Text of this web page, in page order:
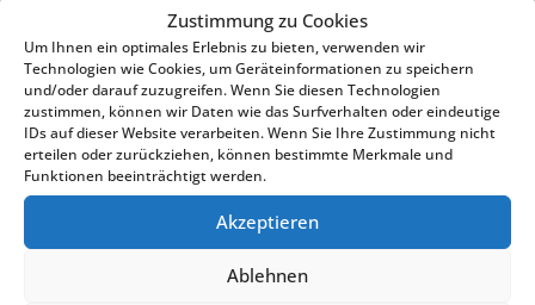
Zustimmung zu Cookies
Um Ihnen ein optimales Erlebnis zu bieten, verwenden wir
Technologien wie Cookies, um Geräteinformationen zu speichern
und/oder darauf zuzugreifen. Wenn Sie diesen Technologien
zustimmen, können wir Daten wie das Surfverhalten oder eindeutige
IDs auf dieser Website verarbeiten. Wenn Sie Ihre Zustimmung nicht
erteilen oder zurückziehen, können bestimmte Merkmale und
Funktionen beeinträchtigt werden.
Akzeptieren
Ablehnen
Body Forming
Body Forming
FS8 ist ein hohes magnetisches